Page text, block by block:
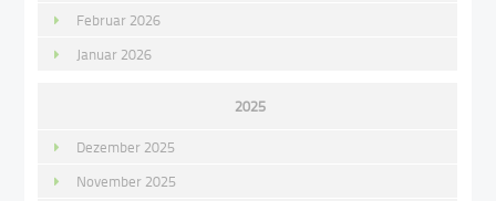
Februar 2026
Januar 2026
2025
Dezember 2025
November 2025